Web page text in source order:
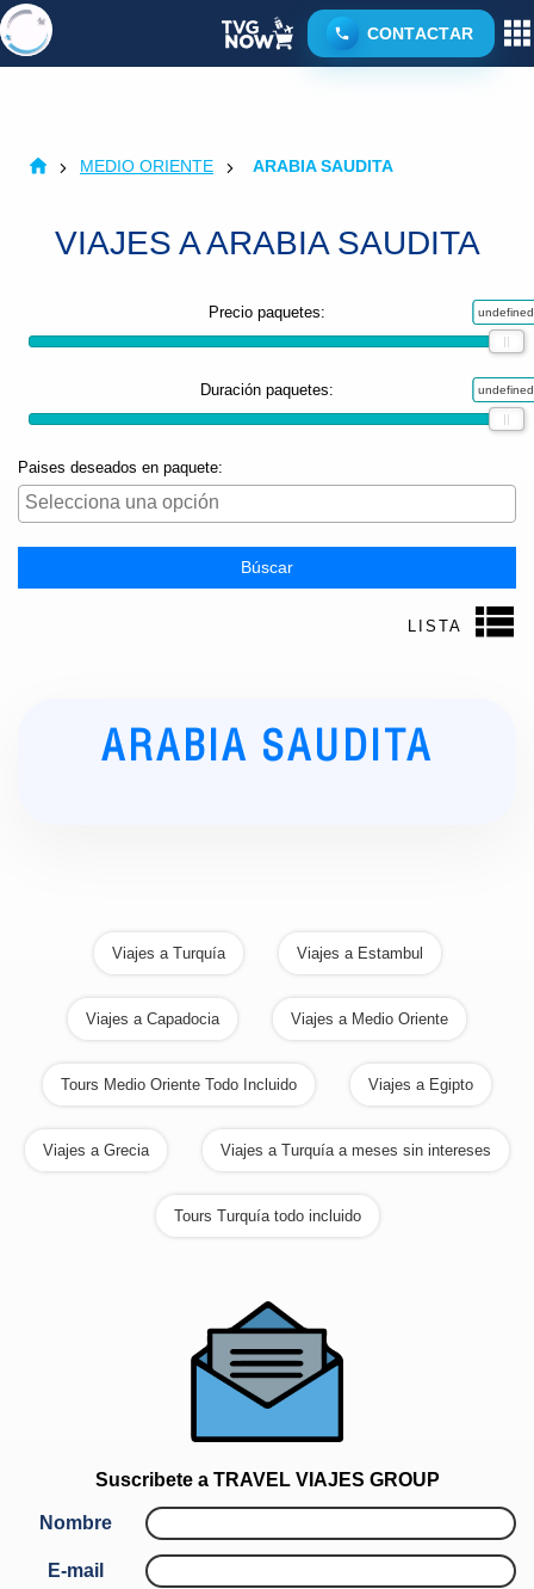
CONTACTAR
MEDIO ORIENTE ARABIA SAUDITA
VIAJES A ARABIA SAUDITA
Precio paquetes: undefined
undefined
Duración paquetes: undefined
undefined
Paises deseados en paquete:
Búscar
LISTA
ARABIA SAUDITA
Viajes a Turquía Viajes a Estambul
Viajes a Capadocia Viajes a Medio Oriente
Tours Medio Oriente Todo Incluido Viajes a Egipto
Viajes a Grecia Viajes a Turquía a meses sin intereses
Tours Turquía todo incluido
Suscribete a TRAVEL VIAJES GROUP
Nombre
E-mail